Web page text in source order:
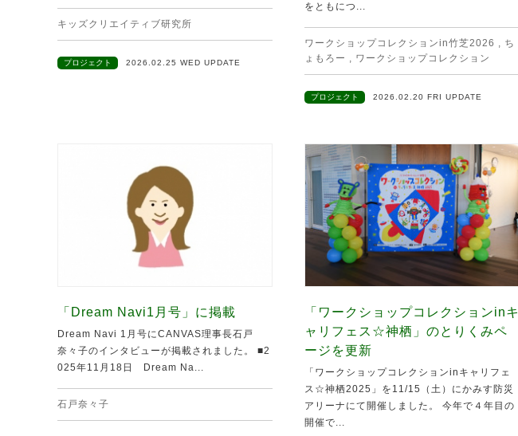
キッズクリエイティブ研究所
プロジェクト 2026.02.25 WED UPDATE
をともにつ...
ワークショップコレクションin竹芝2026 , ち
ょもろー , ワークショップコレクション
プロジェクト 2026.02.20 FRI UPDATE
「Dream Navi1月号」に掲載
Dream Navi 1月号にCANVAS理事長石戸
奈々子のインタビューが掲載されました。 ■2
025年11月18日 Dream Na...
石戸奈々子
「ワークショップコレクションinキ
ャリフェス☆神栖」のとりくみペ
ージを更新
「ワークショップコレクションinキャリフェ
ス☆神栖2025」を11/15（土）にかみす防災
アリーナにて開催しました。 今年で４年目の
開催で...